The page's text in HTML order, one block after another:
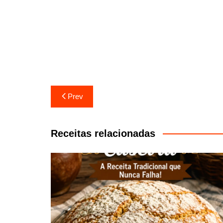
Navegação
de
artigos
Prev
Receitas relacionadas